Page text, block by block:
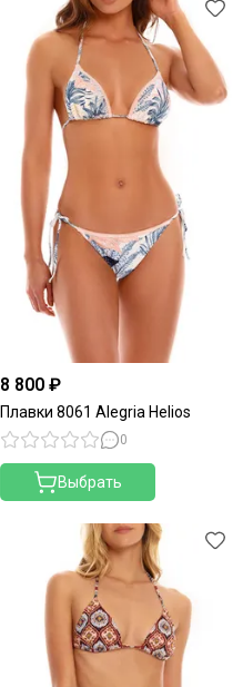
8 800 ₽
Плавки 8061 Alegria Helios
0
Выбрать